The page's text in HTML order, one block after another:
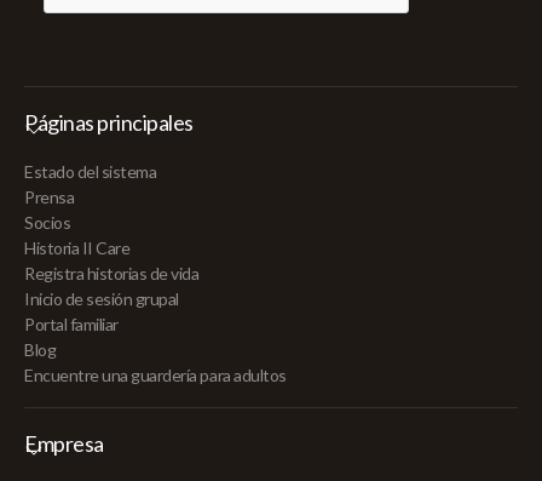
Páginas principales
Estado del sistema
Prensa
Socios
Historia II Care
Registra historias de vida
Inicio de sesión grupal
Portal familiar
Blog
Encuentre una guardería para adultos
Empresa